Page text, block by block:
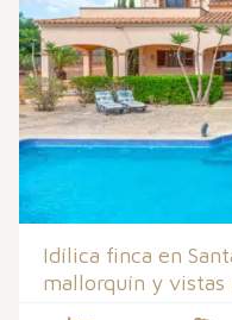
Idílica finca en
mallorquín y vistas